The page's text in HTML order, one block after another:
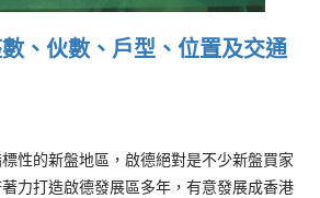
、伙數、戶型、位置及交通
性的新盤地區，啟德絕對是不少新盤買家
力打造啟德發展區多年，有意發展成香港